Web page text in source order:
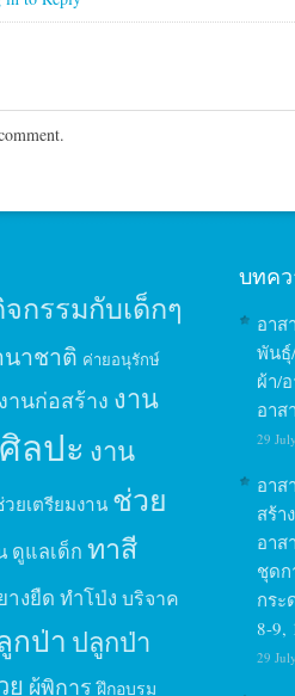
กรรมกับเด็กๆ
าชาติ ค่ายอนุรักษ์
งานก่อสร้าง งาน
ลปะ งาน
วยเตรียมงาน ช่วย
ดูแลเด็ก ทาสี
างยืด ทำโป่ง บริจาค
กป่า ปลูกป่า
ย ผู้พิการ ฝึกอบรม
บทค
อาส
พันธุ์
ผ้า/
อาส
29
อาส
สร้า
อาส
ชุดก
กระ
8-9,
29